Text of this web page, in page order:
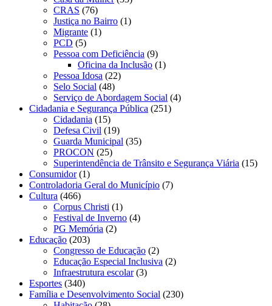
CRAS (76)
Justiça no Bairro (1)
Migrante (1)
PCD (5)
Pessoa com Deficiência (9)
Oficina da Inclusão (1)
Pessoa Idosa (22)
Selo Social (48)
Serviço de Abordagem Social (4)
Cidadania e Segurança Pública (251)
Cidadania (15)
Defesa Civil (19)
Guarda Municipal (35)
PROCON (25)
Superintendência de Trânsito e Segurança Viária (15)
Consumidor(1)
Controladoria Geral do Município (7)
Cultura (466)
Corpus Christi (1)
Festival de Inverno (4)
PG Memória (2)
Educação (203)
Congresso de Educação (2)
Educação Especial Inclusiva (2)
Infraestrutura escolar(3)
Esportes (340)
Família e Desenvolvimento Social (230)